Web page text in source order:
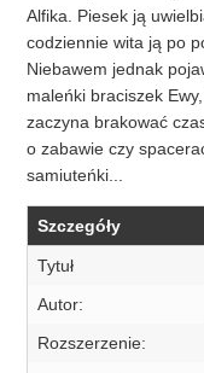
Alfika. Piesek ją
codziennie wita ją po
Niebawem jednak
maleńki braciszek
zaczyna brakować
o zabawie czy
samiuteńki...
Szczegóły
Tytuł
Autor:
Rozszerzenie: